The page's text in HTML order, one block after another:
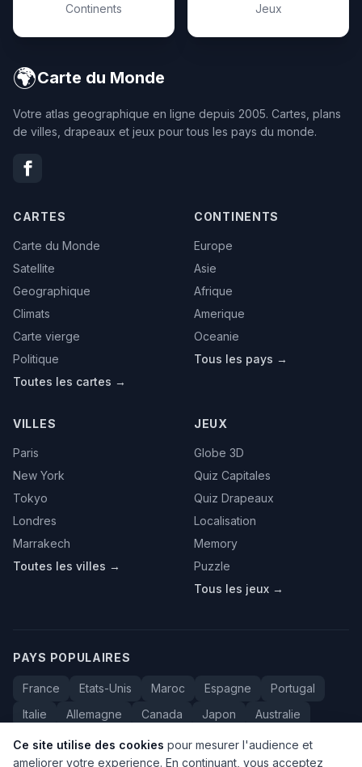
Continents Jeux
🌍Carte du Monde
Votre atlas geographique en ligne depuis 2005. Cartes, plans
de villes, drapeaux et jeux pour tous les pays du monde.
CARTES
Carte du Monde
Satellite
Geographique
Climats
Carte vierge
Politique
Toutes les cartes →
CONTINENTS
Europe
Asie
Afrique
Amerique
Oceanie
Tous les pays →
VILLES
Paris
New York
Tokyo
Londres
Marrakech
Toutes les villes →
JEUX
Globe 3D
Quiz Capitales
Quiz Drapeaux
Localisation
Memory
Puzzle
Tous les jeux →
PAYS POPULAIRES
France Etats-Unis Maroc Espagne
Portugal
Italie
Allemagne Canada Japon
Australie
Bresil
Algerie Tunisie Belgique Drapeaux
Ce site utilise des cookies pour mesurer l'audience et
ameliorer votre experience. En continuant, vous acceptez